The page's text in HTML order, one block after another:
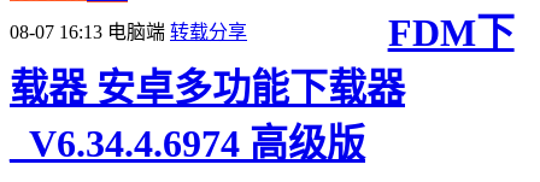
08-07 16:13 电脑端 转载分享
FDM下
载器 安卓多功能下载器
_V6.34.4.6974 高级版